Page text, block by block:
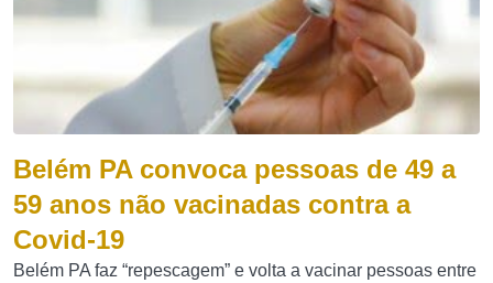
Belém PA convoca pessoas de 49 a
59 anos não vacinadas contra a
Covid-19
Belém PA faz “repescagem” e volta a vacinar pessoas entre